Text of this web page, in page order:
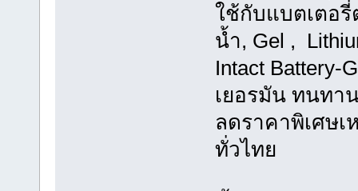
ใช้กับแบตเตอ
น้ำ, Gel ,
Intact Battery-
เยอรมัน ทนท
ลดราคาพิเศษเ
ทั่วไทย